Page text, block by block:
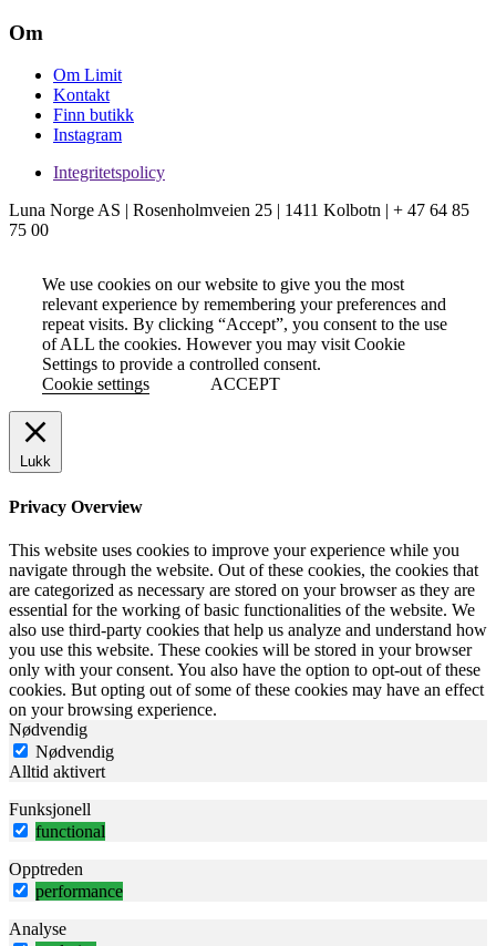
Om
Om Limit
Kontakt
Finn butikk
Instagram
Integritetspolicy
Luna Norge AS | Rosenholmveien 25 | 1411 Kolbotn | + 47 64 85
75 00
We use cookies on our website to give you the most
relevant experience by remembering your preferences and
repeat visits. By clicking “Accept”, you consent to the use
of ALL the cookies. However you may visit Cookie
Settings to provide a controlled consent.
Cookie settings
ACCEPT
Lukk
Privacy Overview
This website uses cookies to improve your experience while you
navigate through the website. Out of these cookies, the cookies that
are categorized as necessary are stored on your browser as they are
essential for the working of basic functionalities of the website. We
also use third-party cookies that help us analyze and understand how
you use this website. These cookies will be stored in your browser
only with your consent. You also have the option to opt-out of these
cookies. But opting out of some of these cookies may have an effect
on your browsing experience.
Nødvendig
Nødvendig
Alltid aktivert
Funksjonell
functional
Opptreden
performance
Analyse